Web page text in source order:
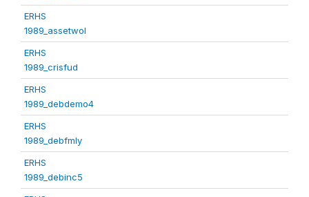
ERHS
1989_assetwol
ERHS
1989_crisfud
ERHS
1989_debdemo4
ERHS
1989_debfmly
ERHS
1989_debinc5